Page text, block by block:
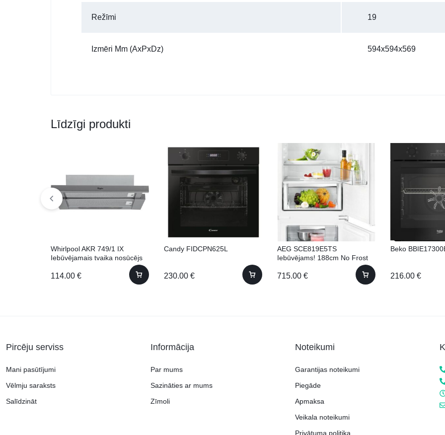
Režīmi 19
Izmēri Mm (AxPxDz) 594x594x569
Līdzīgi produkti
Whirlpool AKR 749/1 IX
Iebūvējamais tvaika nosūcējs
114.00 €
Candy FIDCPN625L
230.00 €
AEG SCE819E5TS
Iebūvējams! 188cm No Frost
715.00 €
Beko
216.00 €
Pircēju serviss
Mani pasūtījumi
Vēlmju saraksts
Salīdzināt
Informācija
Par mums
Sazināties ar mums
Zīmoli
Noteikumi
Garantijas noteikumi
Piegāde
Apmaksa
Veikala noteikumi
Privātuma politika